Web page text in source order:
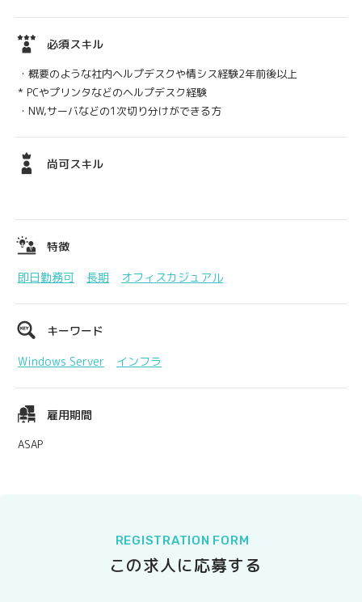
必須スキル
・概要のような社内ヘルプデスクや情シス経験2年前後以上
* PCやプリンタなどのヘルプデスク経験
・NW,サーバなどの1次切り分けができる方
尚可スキル
特徴
即日勤務可
長期 オフィスカジュアル
キーワード
Windows Server
インフラ
雇用期間
ASAP
REGISTRATION FORM
この求人に応募する